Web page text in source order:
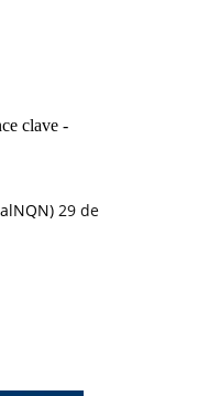
clave -
29 de